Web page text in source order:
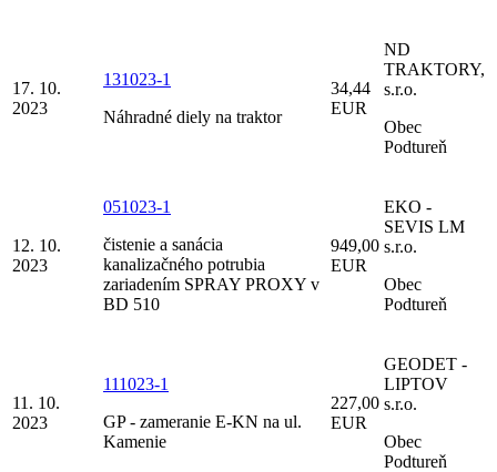
17. 10.
2023
131023-1
Náhradné diely na traktor
34,44
EUR
ND
TRAKTORY,
s.r.o.
Obec
Podtureň
12. 10.
2023
051023-1
čistenie a sanácia
kanalizačného potrubia
zariadením SPRAY PROXY v
BD 510
949,00
EUR
EKO -
SEVIS LM
s.r.o.
Obec
Podtureň
11. 10.
2023
111023-1
GP - zameranie E-KN na ul.
Kamenie
227,00
EUR
GEODET -
LIPTOV
s.r.o.
Obec
Podtureň